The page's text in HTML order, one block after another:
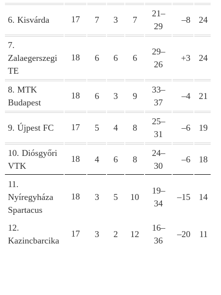
6. Kisvárda 17 7 3 7
21–
29
–8 24
7.
Zalaegerszegi
TE
18 6 6 6
29–
26
+3 24
8. MTK
Budapest
18 6 3 9
33–
37
–4 21
9. Újpest FC 17 5 4 8
25–
31
–6 19
10. Diósgyőri
VTK
18 4 6 8
24–
30
–6 18
11.
Nyíregyháza
Spartacus
18 3 5 10
19–
34
–15 14
12.
Kazincbarcika
17 3 2 12
16–
36
–20 11